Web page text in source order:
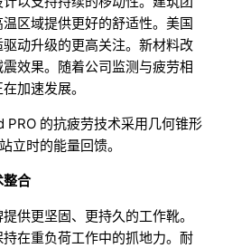
区域提供更好的舒适性。美国
动升级的更高关注。新材料改
效果。随着公司监测与疲劳相
加速发展。
的抗疲劳技术采用几何锥形
立时的能量回馈。
整合
供更坚固、更持久的工作靴。
在重负荷工作中的抓地力。耐